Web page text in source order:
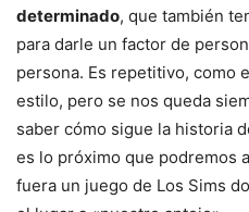
determinado, que también
para darle un factor de
persona. Es repetitivo, como
estilo, pero se nos queda
saber cómo sigue la historia
es lo próximo que podremos
fuera un juego de Los Sims